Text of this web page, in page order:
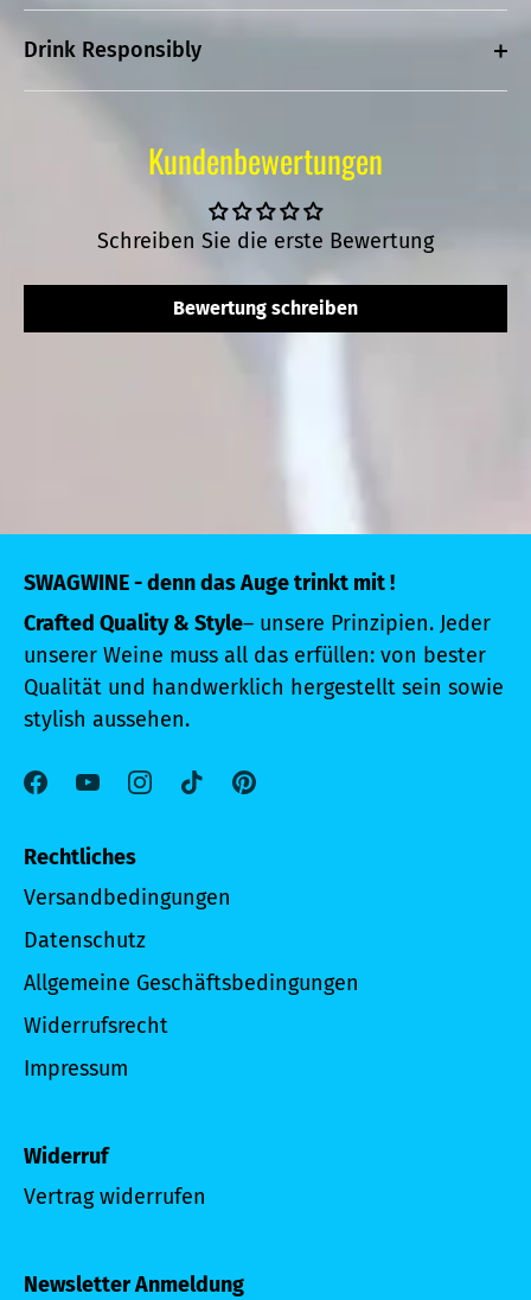
Drink Responsibly
Kundenbewertungen
Schreiben Sie die erste Bewertung
Bewertung schreiben
SWAGWINE - denn das Auge trinkt mit !
Crafted Quality & Style– unsere Prinzipien. Jeder
unserer Weine muss all das erfüllen: von bester
Qualität und handwerklich hergestellt sein sowie
stylish aussehen.
Rechtliches
Versandbedingungen
Datenschutz
Allgemeine Geschäftsbedingungen
Widerrufsrecht
Impressum
Widerruf
Vertrag widerrufen
Newsletter Anmeldung